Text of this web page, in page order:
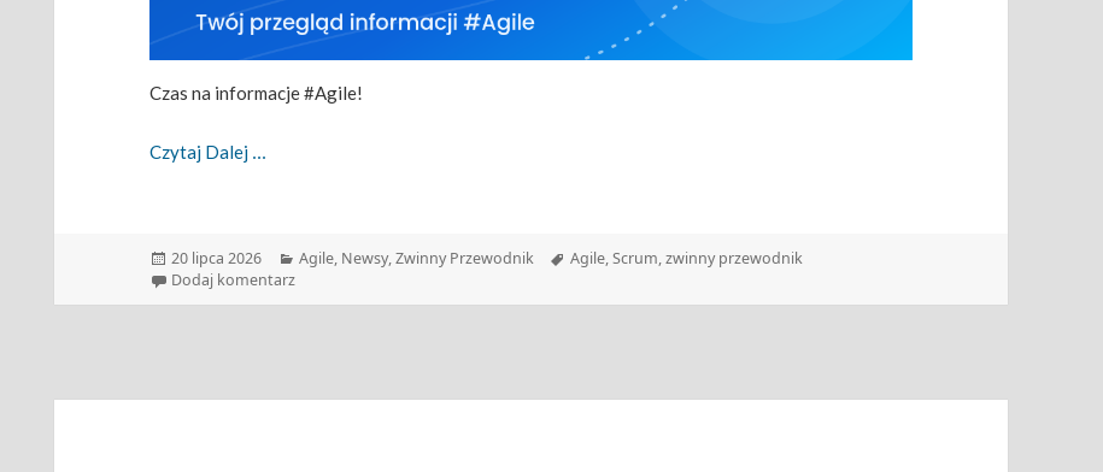
Czas na informacje #Agile!
Czytaj Dalej
Data
publikacji
20 lipca 2026 Kategorie
Agile, Newsy,Zwinny Przewodnik Tagi
Agile,Scrum,zwinny przewodnik
Dodaj komentarzdo Zwinny Przewodnik – 20.07.2026